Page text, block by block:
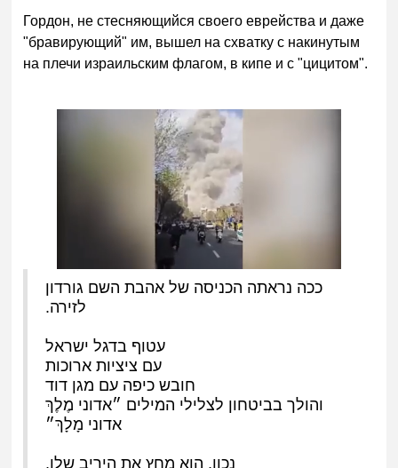
Гордон, не стесняющийся своего еврейства и даже
"бравирующий" им, вышел на схватку с накинутым
на плечи израильским флагом, в кипе и с "цицитом".
ככה נראתה הכניסה של אהבת השם גורדון
לזירה.
עטוף בדגל ישראל
עם ציציות ארוכות
חובש כיפה עם מגן דוד
והולך בביטחון לצלילי המילים ״אדוני מֶלֶךְ
אדוני מָלָךְ״
נכון, הוא מחץ את היריב שלו,